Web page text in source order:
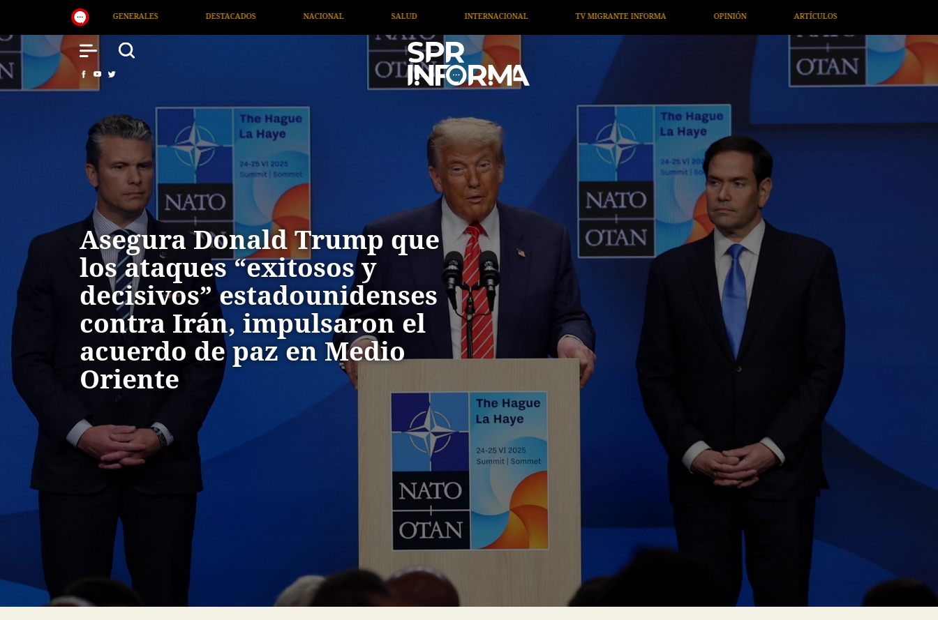
NACIONAL SALUD INTERNACIONAL TV MIGRANTE INFORMA OPINIÓN ARTÍCULOS ARTE / ENTRETENIMIENTO
Asegura Donald Trump que
los ataques “exitosos y
decisivos” estadounidenses
contra Irán, impulsaron el
acuerdo de paz en Medio
Oriente